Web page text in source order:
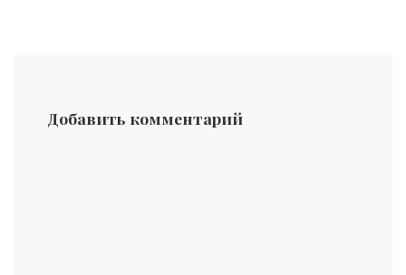
Добавить комментарий